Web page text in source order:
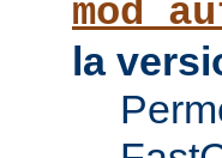
la